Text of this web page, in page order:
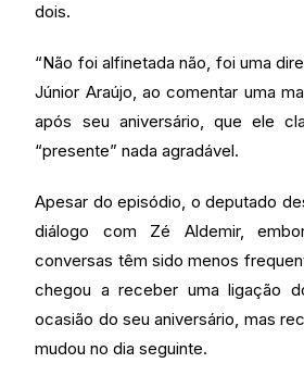
dois.
“Não foi alfinetada não, foi uma
Júnior Araújo, ao comentar uma
após seu aniversário, que ele
“presente” nada agradável.
Apesar do episódio, o deputado
diálogo com Zé Aldemir,
conversas têm sido menos
chegou a receber uma ligação
ocasião do seu aniversário, mas
mudou no dia seguinte.